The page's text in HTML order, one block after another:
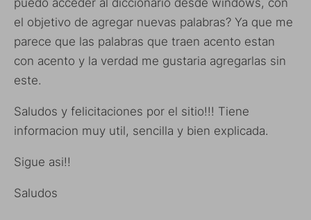
el objetivo de agregar nuevas palabras? Ya que me
parece que las palabras que traen acento estan
con acento y la verdad me gustaria agregarlas sin
este.
Saludos y felicitaciones por el sitio!!! Tiene
informacion muy util, sencilla y bien explicada.
Sigue asi!!
Saludos